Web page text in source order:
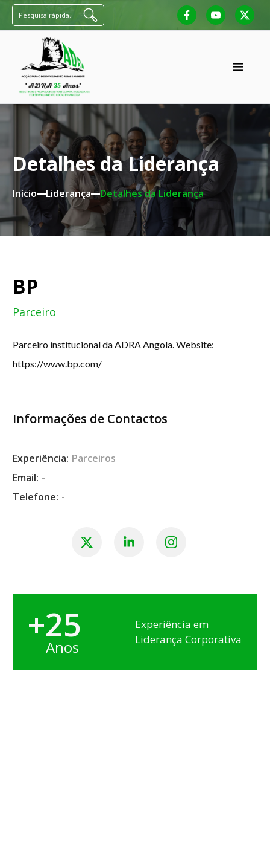
Pesquisa rápida.
Detalhes da Liderança
Início Liderança Detalhes da Liderança
BP
Parceiro
Parceiro institucional da ADRA Angola. Website:
https://www.bp.com/
Informações de Contactos
Experiência: Parceiros
Email: -
Telefone: -
+25
Anos
Experiência em
Liderança Corporativa